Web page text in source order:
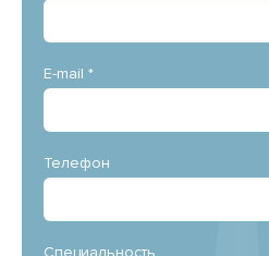
E-mail *
Телефон
Специальность